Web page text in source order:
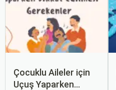
Çocuklu Aileler için
Uçuş Yaparken